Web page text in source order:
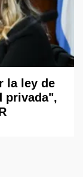
la ley de
privada",